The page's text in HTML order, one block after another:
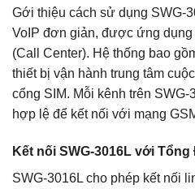
Gới thiệu cách sử dụng SWG-
VoIP đơn giản, được ứng dụng
(Call Center). Hệ thống bao
thiết bị vận hành trung tâm
cổng SIM. Mỗi kênh trên
hợp lệ để kết nối với mạng
Kết nối SWG-3016L với Tổng
SWG-3016L cho phép kết nối